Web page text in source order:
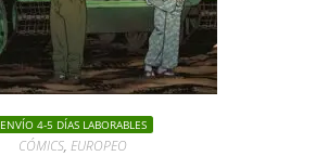
ENVÍO 4-5 DÍAS LABORABLES
CÓMICS, EUROPEO